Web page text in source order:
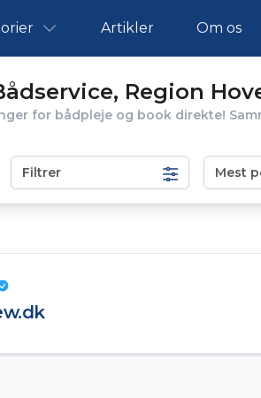
Artikler Om os
Region
for bådpleje og book direkte!
Filtrer